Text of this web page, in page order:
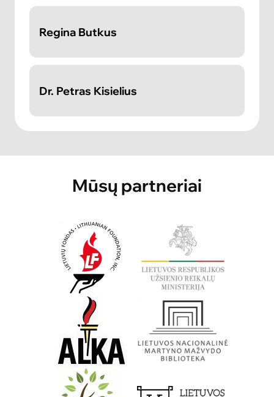
Regina Butkus
Dr. Petras Kisielius
Mūsų partneriai